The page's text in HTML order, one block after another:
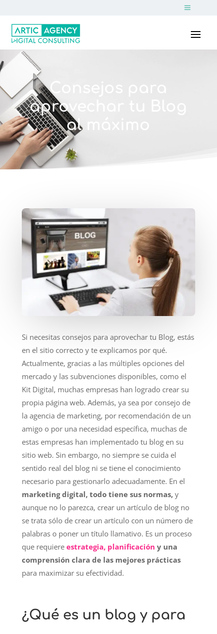
Consejos para
aprovechar tu Blog
al máximo
Si necesitas consejos para aprovechar tu Blog, estás
en el sitio correcto y te explicamos por qué.
Actualmente, gracias a las múltiples opciones del
mercado y las subvenciones disponibles, como el
Kit Digital, muchas empresas han logrado crear su
propia página web. Además, ya sea por consejo de
la agencia de marketing, por recomendación de un
amigo o por una necesidad específica, muchas de
estas empresas han implementado tu blog en su
sitio web. Sin embargo, no siempre se cuida el
sentido real del blog ni se tiene el conocimiento
necesario para gestionarlo adecuadamente. En el
marketing digital, todo tiene sus normas,y
aunque no lo parezca, crear un artículo de blog no
se trata sólo de crear un artículo con un número de
palabras o poner un título llamativo. Es un proceso
que requiere estrategia, planificación y una
comprensión clara de las mejores prácticas
para maximizar su efectividad.
¿Qué es un blog y para